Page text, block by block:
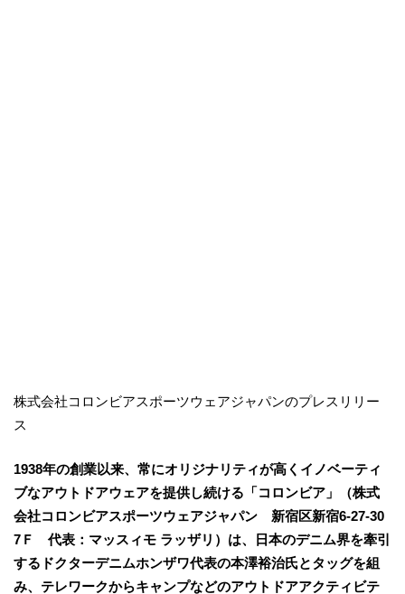
株式会社コロンビアスポーツウェアジャパンのプレスリリー
ス
1938年の創業以来、常にオリジナリティが高くイノベーティ
ブなアウトドアウェアを提供し続ける「コロンビア」（株式
会社コロンビアスポーツウェアジャパン 新宿区新宿6-27-30
7Ｆ 代表：マッスィモ ラッザリ）は、日本のデニム界を牽引
するドクターデニムホンザワ代表の本澤裕治氏とタッグを組
み、テレワークからキャンプなどのアウトドアアクティビテ